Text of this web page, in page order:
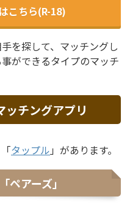
こちら(R-18)
を探して、マッチングし
ができるタイプのマッチ
ッチングアプリ
タップル 」があります。
ペアーズ」